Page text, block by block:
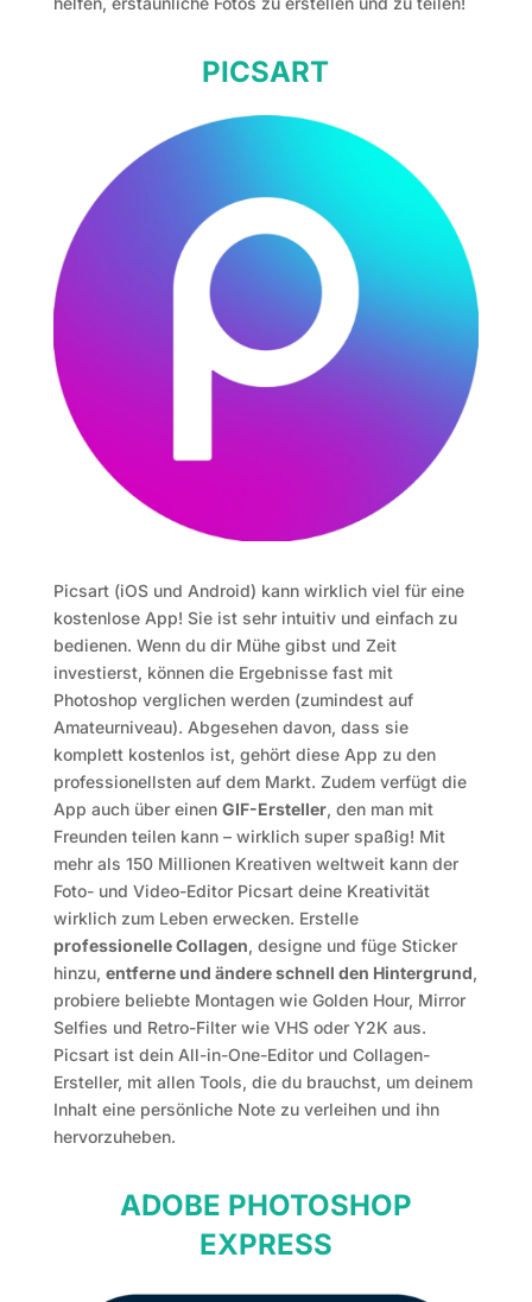
PICSART
Picsart (iOS und Android) kann wirklich viel für eine
kostenlose App! Sie ist sehr intuitiv und einfach zu
bedienen. Wenn du dir Mühe gibst und Zeit
investierst, können die Ergebnisse fast mit
Photoshop verglichen werden (zumindest auf
Amateurniveau). Abgesehen davon, dass sie
komplett kostenlos ist, gehört diese App zu den
professionellsten auf dem Markt. Zudem verfügt die
App auch über einen GIF-Ersteller, den man mit
Freunden teilen kann – wirklich super spaßig! Mit
mehr als 150 Millionen Kreativen weltweit kann der
Foto- und Video-Editor Picsart deine Kreativität
wirklich zum Leben erwecken. Erstelle
professionelle Collagen, designe und füge Sticker
hinzu, entferne und ändere schnell den Hintergrund,
probiere beliebte Montagen wie Golden Hour, Mirror
Selfies und Retro-Filter wie VHS oder Y2K aus.
Picsart ist dein All-in-One-Editor und Collagen-
Ersteller, mit allen Tools, die du brauchst, um deinem
Inhalt eine persönliche Note zu verleihen und ihn
hervorzuheben.
ADOBE PHOTOSHOP
EXPRESS